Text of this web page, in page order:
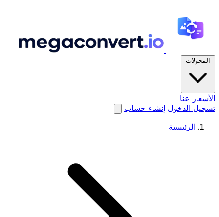
المحولات
الأسعار عنا
تسجيل الدخول إنشاء حساب
الرئيسية